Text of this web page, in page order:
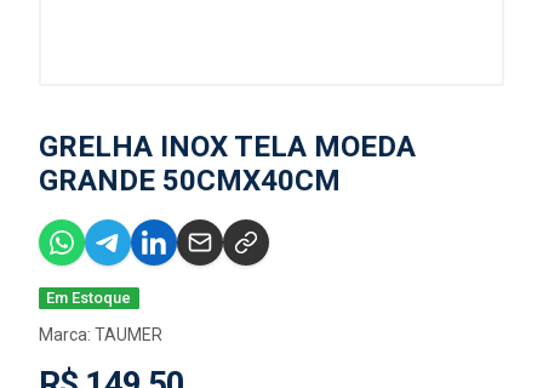
GRELHA INOX TELA MOEDA
GRANDE 50CMX40CM
Em Estoque
Marca: TAUMER